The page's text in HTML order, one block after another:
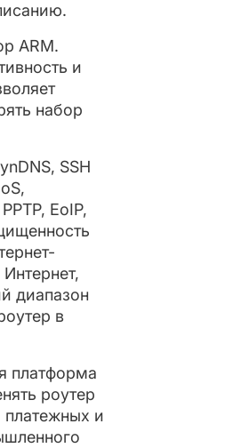
ARM.
и
набор
SSH
EoIP,
диапазон
в
платформа
роутер
платежных и